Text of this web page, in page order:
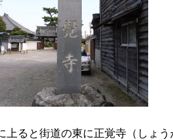
上ると街道の東に正覚寺（しょう